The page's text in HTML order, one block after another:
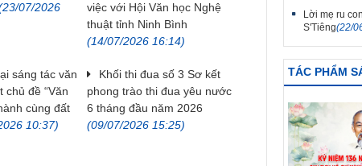
07/2026
việc với Hội Văn học Nghệ
thuật tỉnh Ninh Bình
(14/07/2026 16:14)
sáng tác văn
chủ đề “Văn
cùng đất
10:37)
Khối thi đua số 3 Sơ kết
phong trào thi đua yêu nước
6 tháng đầu năm 2026
(09/07/2026 15:25)
Lời mẹ ru
S'Tiêng(22/
TÁC PHẨM